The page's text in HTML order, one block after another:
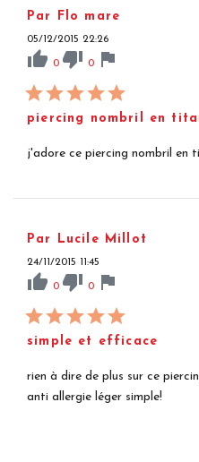
Par Flo mare
05/12/2015 22:26
thumb_up 0 thumb_down 0 flag
piercing nombril en
j'adore ce piercing nombril en
Par Lucile Millot
24/11/2015 11:45
thumb_up 0 thumb_down 0 flag
simple et efficace
rien à dire de plus sur ce
anti allergie léger simple!